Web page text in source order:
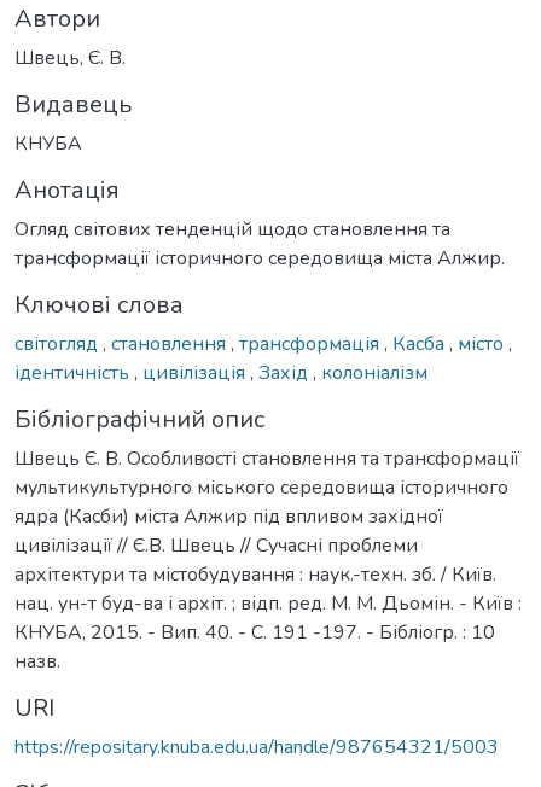
Автори
Швець, Є. В.
Видавець
КНУБА
Анотація
Огляд світових тенденцій щодо становлення та
трансформації історичного середовища міста Алжир.
Ключові слова
світогляд , становлення , трансформація , Касба , місто ,
ідентичність , цивілізація , Захід , колоніалізм
Бібліографічний опис
Швець Є. В. Особливості становлення та трансформації
мультикультурного міського середовища історичного
ядра (Касби) міста Алжир під впливом західної
цивілізації // Є.В. Швець // Сучасні проблеми
архітектури та містобудування : наук.-техн. зб. / Київ.
нац. ун-т буд-ва і архіт. ; відп. ред. М. М. Дьомін. - Київ :
КНУБА, 2015. - Вип. 40. - С. 191 -197. - Бібліогр. : 10
назв.
URI
https://repositary.knuba.edu.ua/handle/987654321/5003